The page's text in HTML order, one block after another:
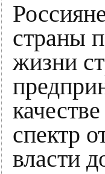
страны
жизни
спектр
власти